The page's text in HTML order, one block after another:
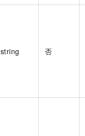
string 否